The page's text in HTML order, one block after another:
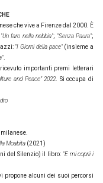
che vive a Firenze dal 2000. È
"Un faro nella nebbia"; "Senza Paura";
"I Giorni della pace"(insieme a
importanti premi letterari
and Peace” 2022 . Si occupa di
Moabita (2021)
del Silenzio) il libro: "E mi coprii i
propone alcuni dei suoi percorsi